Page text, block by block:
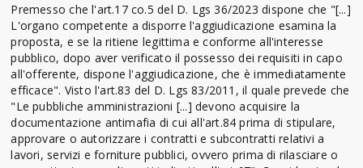
Premesso che l'art.17 co.5 del D. Lgs 36/2023 dispone che "[...]
L'organo competente a disporre l'aggiudicazione esamina la
proposta, e se la ritiene legittima e conforme all'interesse
pubblico, dopo aver verificato il possesso dei requisiti in capo
all'offerente, dispone l'aggiudicazione, che è immediatamente
efficace". Visto l'art.83 del D. Lgs 83/2011, il quale prevede che
"Le pubbliche amministrazioni [...] devono acquisire la
documentazione antimafia di cui all'art.84 prima di stipulare,
approvare o autorizzare i contratti e subcontratti relativi a
lavori, servizi e forniture pubblici, ovvero prima di rilasciare o